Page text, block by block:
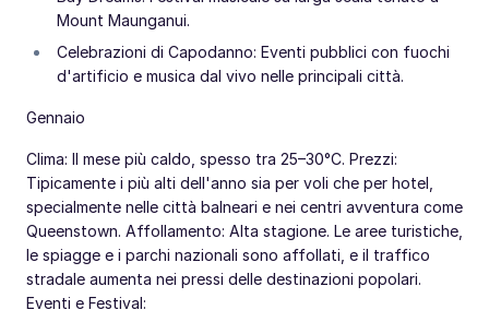
Mount Maunganui.
Celebrazioni di Capodanno: Eventi pubblici con fuochi
d'artificio e musica dal vivo nelle principali città.
Gennaio
Clima: Il mese più caldo, spesso tra 25–30°C. Prezzi:
Tipicamente i più alti dell'anno sia per voli che per hotel,
specialmente nelle città balneari e nei centri avventura come
Queenstown. Affollamento: Alta stagione. Le aree turistiche,
le spiagge e i parchi nazionali sono affollati, e il traffico
stradale aumenta nei pressi delle destinazioni popolari.
Eventi e Festival: